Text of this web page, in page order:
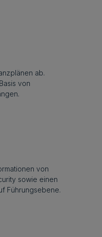
ab.
von
von
sowie einen
Führungsebene.